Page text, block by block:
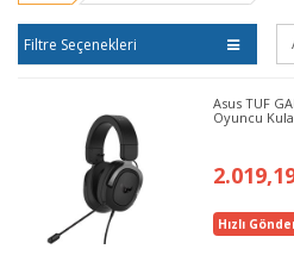
Filtre Seçenekleri
Asus TUF
Oyuncu
Hızlı